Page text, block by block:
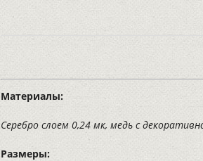
Материалы:
Серебро слоем 0,24 мк, медь с
Размеры: